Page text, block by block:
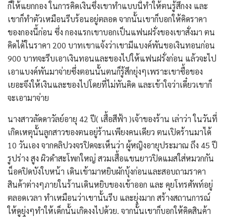
ก็ให้แยกกอง ในการคิดเงินซึ่งเขาทำแบบนี้ทำให้ตนรู้สึกงง และ
เขาก็ทำตัวเหมือนรีบร้อนอยู่ตลอด จากนั้นเขาก็บอกให้คิดราคา
ของกองนี้ก่อน ซึ่ง กองแรกเขาบอกเป็นแฟนฝรั่งของเขาสั่งมา ตน
คิดได้ในราคา 200 บาทเขาแจ้งว่าเขามีแบงค์พันขอเงินทอนก่อน
900 บาทจะรีบเอาเงินทอนและของไปให้แฟนฝรั่งก่อน แล้วจะไป
เอาแบงค์พันมาจ่ายซึ่งตอนนั้นตนก็รู้สึกยุ่งๆเพราะเขาซื้อของ
เยอะจึงให้เงินและของไปโดยที่ไม่ทันคิด และเข้าใจว่าเดี๋ยวเขาก็
จะเอามาจ่าย
นางสาวลัดดาวัลย์อายุ 42 ปี( เสื้อสีฟ้า )เจ้าของร้าน เล่าว่า ในวันที่
เกิดเหตุนั้นลูกสาวของตนอยู่ร้านเพียงคนเดียว ตนเปิดร้านมาได้
10 วันเอง จากคลิปวงจรปิดจะเห็นว่า ผู้หญิงอายุประมาณ ถึง 45 ปี
รูปร่าง สูง ผิวดำสะโพกใหญ่ สวมเสื้อแขนยาวปิดแมสใส่หมวกกัน
น็อคปิดบังใบหน้า เดินเข้ามาหยิบผักบุ้งก่อนและสอบถามราคา
สินค้าต่างๆภายในร้านเดินหยิบของเข้าออก และ คุยโทรศัพท์อยู่
ตลอดเวลา ทำเหมือนว่าเขานั้นรีบ และยุ่งมาก สร้างสถานการณ์
ให้ดูยุ่งๆทำให้เด็กนั้นเกิดงงไปด้วย. จากนั้นเขาก็บอกให้คิดสินค้า